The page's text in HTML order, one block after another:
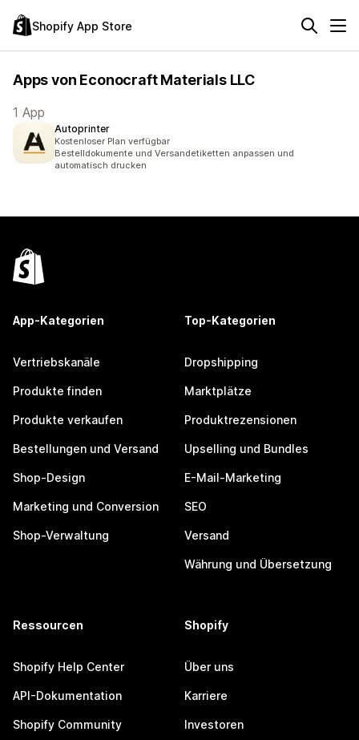
Shopify App Store
Apps von Econocraft Materials LLC
1 App
Autoprinter
Kostenloser Plan verfügbar
Bestelldokumente und Versandetiketten anpassen und
automatisch drucken
App-Kategorien
Vertriebskanäle
Produkte finden
Produkte verkaufen
Bestellungen und Versand
Shop-Design
Marketing und Conversion
Shop-Verwaltung
Top-Kategorien
Dropshipping
Marktplätze
Produktrezensionen
Upselling und Bundles
E-Mail-Marketing
SEO
Versand
Währung und Übersetzung
Ressourcen
Shopify Help Center
API-Dokumentation
Shopify Community
Shopify
Über uns
Karriere
Investoren